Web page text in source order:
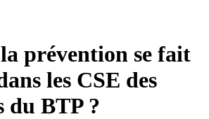
prévention se fait
les CSE des
du BTP ?